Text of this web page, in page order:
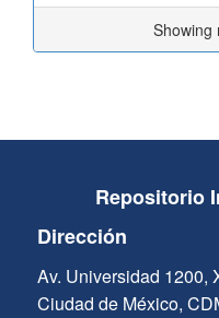
Showing
Repositorio
Dirección
Av. Universidad 1200,
Ciudad de México,